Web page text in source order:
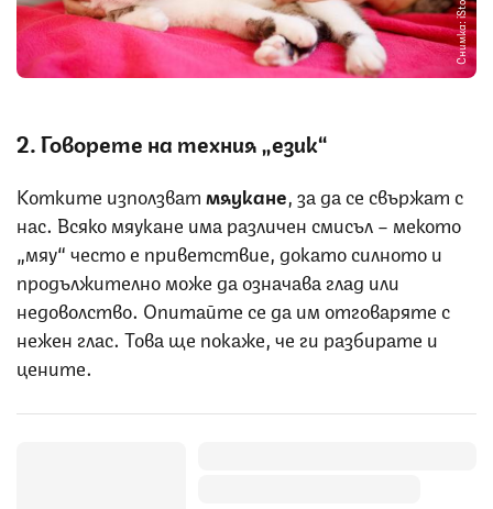
Снимка: iStock
2. Говорете на техния „език“
Котките използватмяукане , за да се свържат с
нас. Всяко мяукане има различен смисъл – мекото
„мяу“ често е приветствие, докато силното и
продължително може да означава глад или
недоволство. Опитайте се да им отговаряте с
нежен глас. Това ще покаже, че ги разбирате и
цените.